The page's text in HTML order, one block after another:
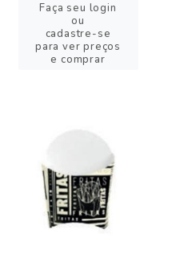
Faça seu login
ou
cadastre-se
para ver preços
e comprar